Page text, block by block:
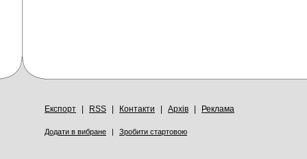
Експорт RSS Контакти Архів Реклама
Додати в вибране | Зробити стартовою